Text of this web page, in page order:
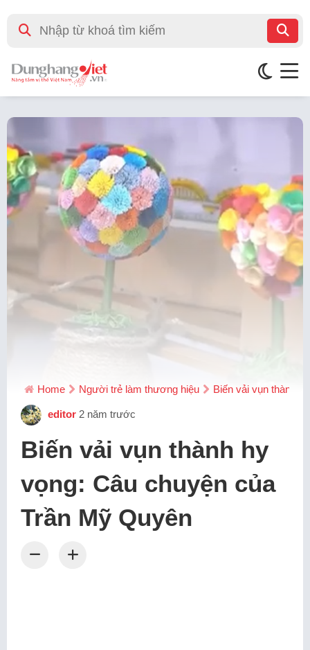
Home Người trẻ làm thương hiệu Biến vải vụn thành
editor 2 năm trước
Biến vải vụn thành hy
vọng: Câu chuyện của
Trần Mỹ Quyên